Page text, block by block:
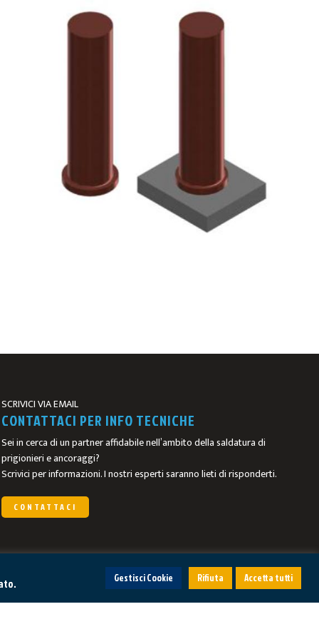
SCRIVICI VIA EMAIL
CONTATTACI PER INFO TECNICHE
Sei in cerca di un partner affidabile nell’ambito della saldatura di
prigionieri e ancoraggi?
Scrivici per informazioni. I nostri esperti saranno lieti di risponderti.
CONTATTACI
Gestisci Cookie Rifiuta Accetta tutti